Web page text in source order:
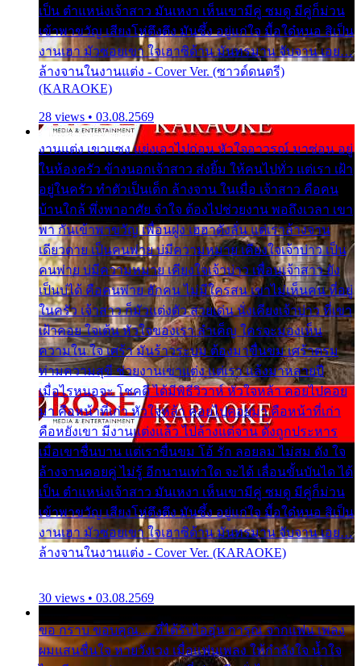
เป็น ตำแหน่งเจ้าสาว มันเหงา เห็นเขามีคู่ ซมดู มีคู่ก็ม่วน
เข้าพาขวัญ เสียงโห่ตึงตึง มันซึ้ง อยู่แก่ใจ มื้อใด๋หนอ สิเป็น
งานเฮา มัวซอยเขา ใจเฮาซิด้าน มันทรมาน จับจาน เอย…
ล้างจานในงานแต่ง - Cover Ver. (ซาวด์ดนตรี)
(KARAOKE)
28 views • 03.08.2569
งานแต่ง เขาแซง แย่งเอาไปก่อน หัวใจอาวรณ์ มาซ่อน อยู่
ในห้องครัว ข้างนอกเจ้าสาว ส่งยิ้ม ให้คนไปทั่ว แต่เรา เฝ้า
อยู่ในครัว ทำตัวเป็นเด็ก ล้างจาน ในเมื่อ เจ้าสาว คือคน
บ้านใกล้ พึ่งพาอาศัย จำใจ ต้องไปช่วยงาน พอถึงเวลา เขา
พา กันเข้าพาขวัญ เพื่อนฝูง เฮฮาดังลั่น แต่เราล้างจาน
เดียวดาย เป็นคนพ่าย บ่มีความหมาย เคียงใจเจ้าบ่าว เป็น
คนพ่าย บ่มีความหมาย เคียงใจเจ้าบ่าว เพื่อนเจ้าสาว ยัง
เป็นบ่ได้ คือคนพ่าย ฮักคน ไม่มีใครสน เขาไม่เห็นคน ที่อยู่
ในครัว เจ้าสาว ก็มัวแต่งตัว สวยเด่น นั่งเคียงเจ้าบ่าว ที่เขา
เฝ้าคอย ใจเต้น หัวใจของเรา ลำเค็ญ ใครจะมองเห็น
ความใน ใจ เศร้า มันร้าวระบม ต้องมาขื่นขม เศร้าตรม
ท่ามความสุขี ช่วยงานเขาแต่ง แต่เรา แล้งมาหลายปี
เมื่อไรหนอจะ โชคดี ได้มีพิธีวิวาห์ หัวใจหล้า คอยไปคอย
มา คือหน้าที่เก่า หัวใจหล้า คอยไปคอยมา คือหน้าที่เก่า
คือหยังเขา มีงานแต่งแล้ว ไปล้างแต่จาน ดั่งถูกประหาร
เมื่อเขาชื่นบาน แต่เราขื่นขม โอ้ รัก ลอยลม ไม่สม ดัง ใจ
ล้างจานคอยคู่ ไม่รู้ อีกนานเท่าใด จะได้ เลื่อนขั้นบันได ได้
เป็น ตำแหน่งเจ้าสาว มันเหงา เห็นเขามีคู่ ซมดู มีคู่ก็ม่วน
เข้าพาขวัญ เสียงโห่ตึงตึง มันซึ้ง อยู่แก่ใจ มื้อใด๋หนอ สิเป็น
งานเฮา มัวซอยเขา ใจเฮาซิด้าน มันทรมาน จับจาน เอย…
ล้างจานในงานแต่ง - Cover Ver. (KARAOKE)
30 views • 03.08.2569
ขอ กราบ ขอบคุณ.... ที่ได้รับไออุ่น การุณ จากแฟน เพลง
ผมแสนชื่นใจ หายวังเวง เมื่อแฟนเพลง ให้กำลังใจ น้ำใจ